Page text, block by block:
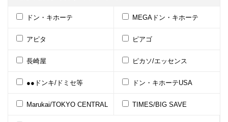
ドン・キホーテ MEGAドン・キホーテ
アピタ ピアゴ
長崎屋 ピカソ/エッセンス
●●ドンキ/ドミセ等 ドン・キホーテUSA
Marukai/TOKYO CENTRAL TIMES/BIG SAVE